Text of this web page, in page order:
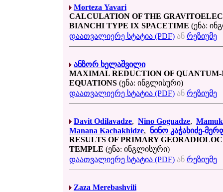
Morteza Yavari
CALCULATION OF THE
BIANCHI TYPE IX SPACETIME (ენა:
დაათვალიერე სტატია (PDF) ან რეზიუმე
ანზორ ხელაშვილი
MAXIMAL REDUCTION OF
EQUATIONS (ენა: ინგლისური)
დაათვალიერე სტატია (PDF) ან რეზიუმე
Davit Odilavadze, Nino Goguadze,
Manana Kachakhidze, ნინო კაჭახიძე-
RESULTS OF PRIMARY
TEMPLE (ენა: ინგლისური)
დაათვალიერე სტატია (PDF) ან რეზიუმე
Zaza Merebashvili